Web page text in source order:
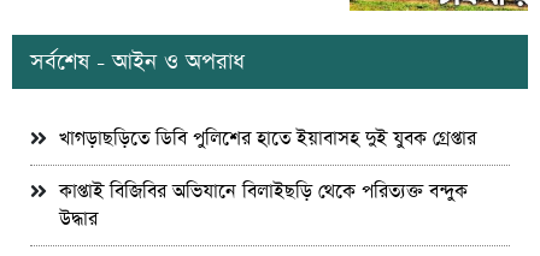
সর্বশেষ - আইন ও অপরাধ
খাগড়াছড়িতে ডিবি পুলিশের হাতে ইয়াবাসহ দুই যুবক গ্রেপ্তার
কাপ্তাই বিজিবির অভিযানে বিলাইছড়ি থেকে পরিত্যক্ত বন্দুক
উদ্ধার